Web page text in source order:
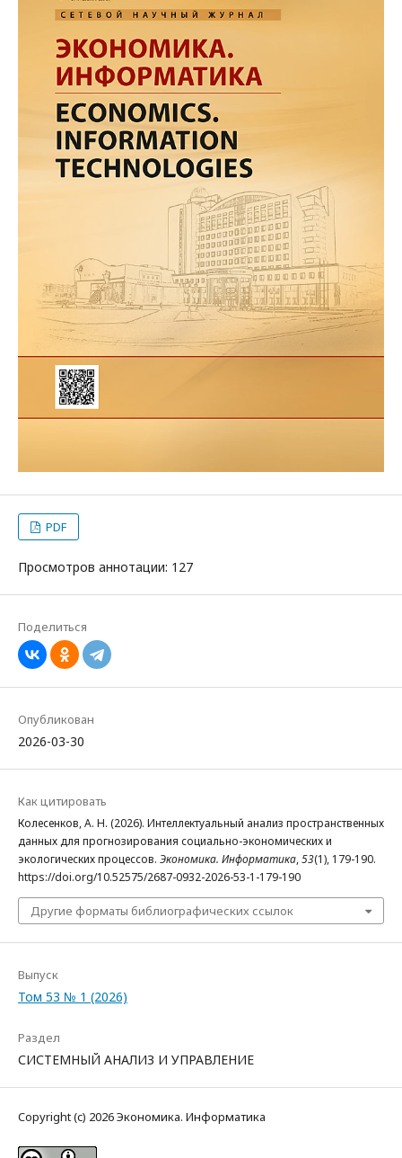
PDF
Просмотров аннотации: 127
Поделиться
Опубликован
2026-03-30
Как цитировать
Колесенков, А. Н. (2026). Интеллектуальный анализ пространственных
данных для прогнозирования социально-экономических и
экологических процессов. Экономика. Информатика,53(1), 179-190.
https://doi.org/10.52575/2687-0932-2026-53-1-179-190
Другие форматы библиографических ссылок
Выпуск
Том 53 № 1 (2026)
Раздел
СИСТЕМНЫЙ АНАЛИЗ И УПРАВЛЕНИЕ
Copyright (c) 2026 Экономика. Информатика